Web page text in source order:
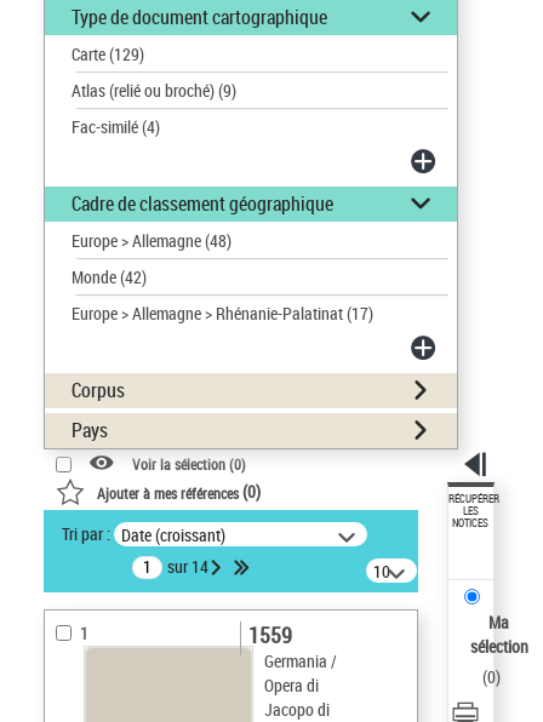
Type de document cartographique
Carte(129)
Atlas (relié ou broché)(9)
Fac-similé(4)
Cadre de classement géographique
Europe > Allemagne(48)
Monde(42)
Europe > Allemagne > Rhénanie-Palatinat(17)
Corpus
Pays
Voir la sélection (0)
Ajouter à mes références(0)
Tri par : Date (croissant)
sur 14
10
résultats/page
1
Germania /
Opera di
Jacopo di
1559
RÉCUPÉRER
LES
NOTICES
Ma
sélection
(0)